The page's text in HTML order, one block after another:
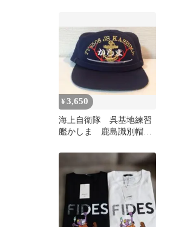
¥3,650
海上自衛隊 呉基地練習
艦かしま 鹿島識別帽